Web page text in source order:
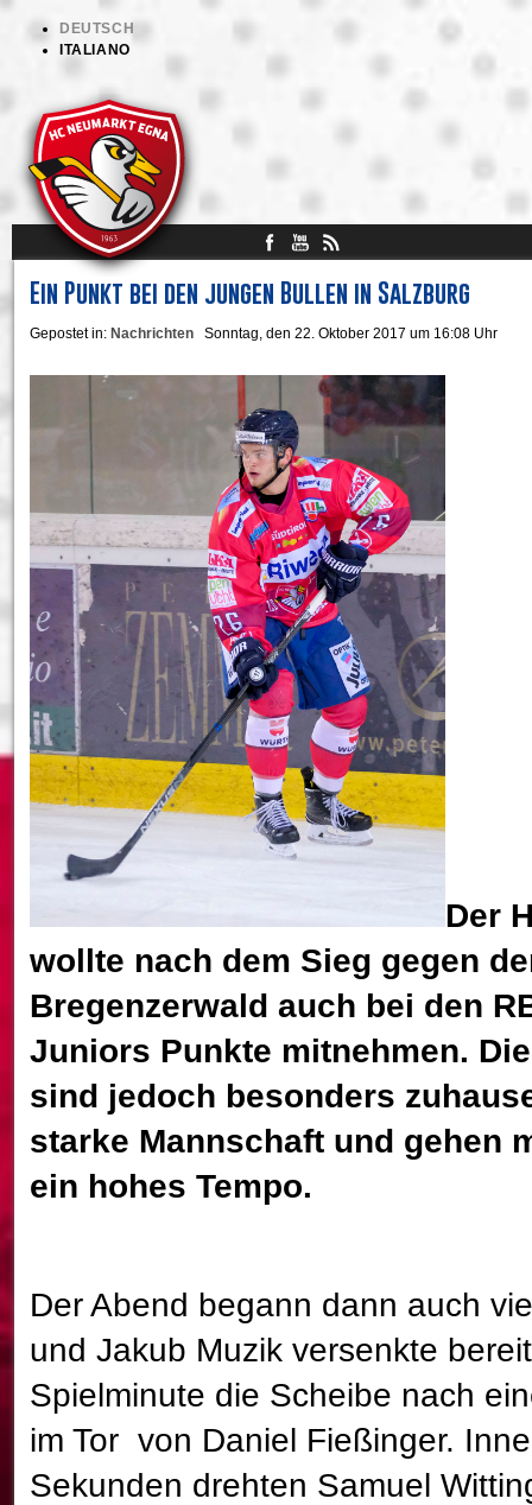
DEUTSCH
ITALIANO
Ein Punkt bei den jungen Bullen in Salzburg
Gepostet in: Nachrichten Sonntag, den 22. Oktober 2017 um 16:08 Uhr
Der
wollte nach dem Sieg gegen
Bregenzerwald auch bei den
Juniors Punkte mitnehmen.
sind jedoch besonders
starke Mannschaft und gehen
ein hohes Tempo.
Der Abend begann dann auch
und Jakub Muzik versenkte
Spielminute die Scheibe nach
im Tor von Daniel Fießinger.
Sekunden drehten Samuel